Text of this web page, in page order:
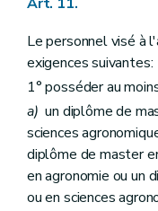
Le personnel visé à
exigences suivantes:
1° posséder au
a) un diplôme de
sciences
diplôme de master
en agronomie ou un
ou en sciences